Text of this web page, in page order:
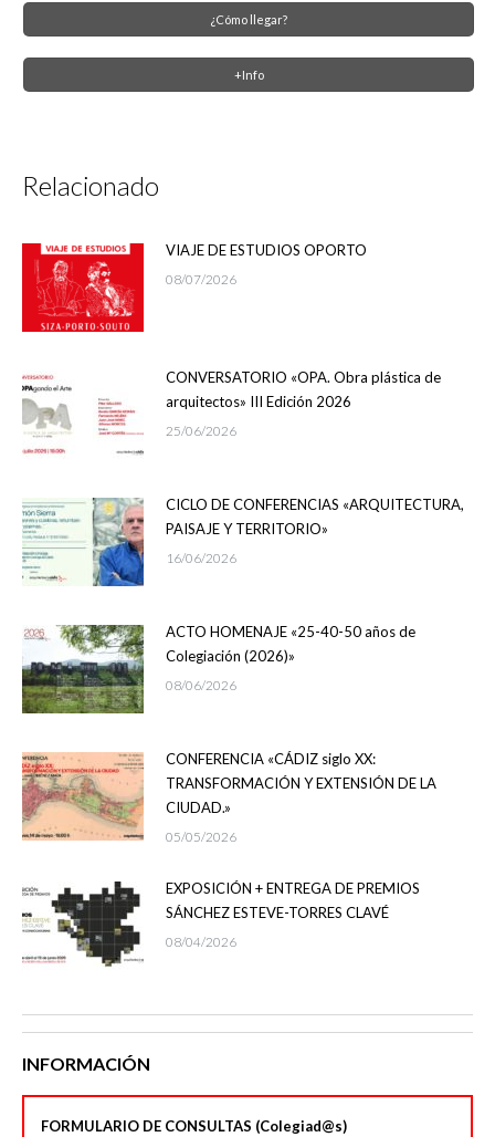
¿Cómo llegar?
+Info
Relacionado
VIAJE DE ESTUDIOS OPORTO
08/07/2026
CONVERSATORIO «OPA. Obra plástica de
arquitectos» III Edición 2026
25/06/2026
CICLO DE CONFERENCIAS «ARQUITECTURA,
PAISAJE Y TERRITORIO»
16/06/2026
ACTO HOMENAJE «25-40-50 años de
Colegiación (2026)»
08/06/2026
CONFERENCIA «CÁDIZ siglo XX:
TRANSFORMACIÓN Y EXTENSIÓN DE LA
CIUDAD.»
05/05/2026
EXPOSICIÓN + ENTREGA DE PREMIOS
SÁNCHEZ ESTEVE-TORRES CLAVÉ
08/04/2026
INFORMACIÓN
FORMULARIO DE CONSULTAS (Colegiad@s)